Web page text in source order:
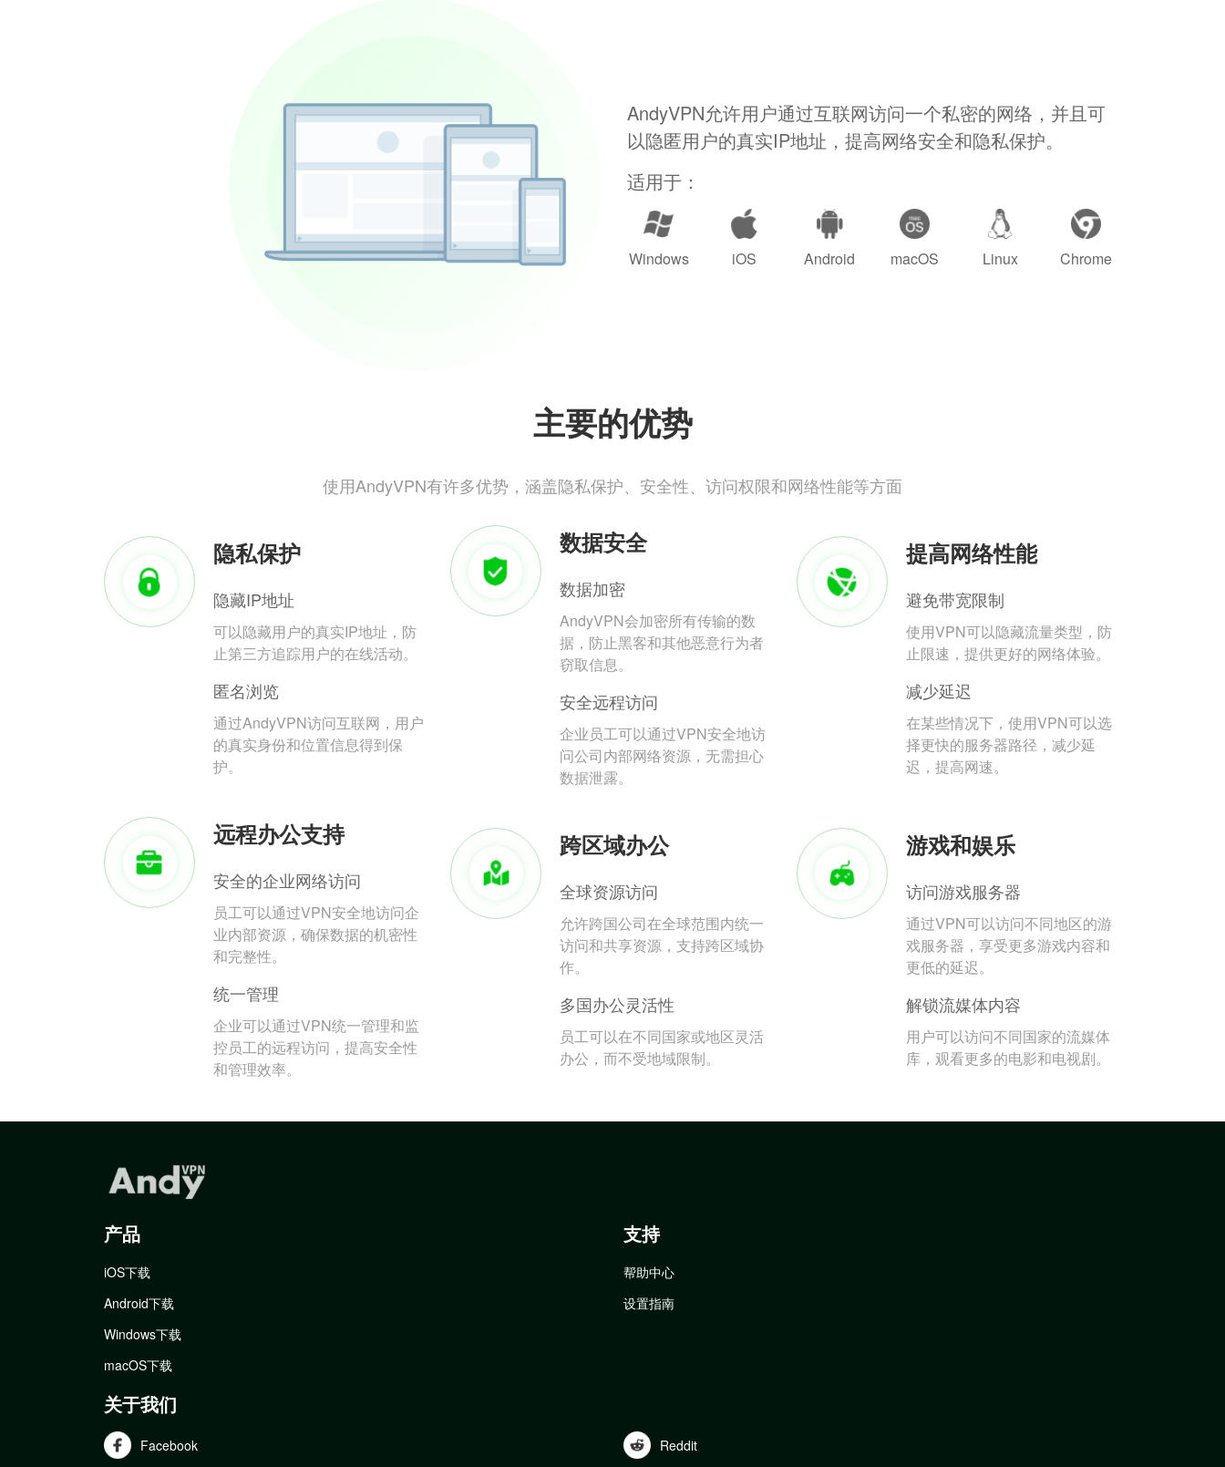
AndyVPN允许用户通过互联网访问一个私密的网络，并且可
以隐匿用户的真实IP地址，提高网络安全和隐私保护。
适用于：
Windows iOS Android macOS Linux Chrome
主要的优势
使用AndyVPN有许多优势，涵盖隐私保护、安全性、访问权限和网络性能等方面
隐私保护
隐藏IP地址
可以隐藏用户的真实IP地址，防
止第三方追踪用户的在线活动。
匿名浏览
通过AndyVPN访问互联网，用户
的真实身份和位置信息得到保
护。
数据安全
数据加密
AndyVPN会加密所有传输的数
据，防止黑客和其他恶意行为者
窃取信息。
安全远程访问
企业员工可以通过VPN安全地访
问公司内部网络资源，无需担心
数据泄露。
提高网络性能
避免带宽限制
使用VPN可以隐藏流量类型，防
止限速，提供更好的网络体验。
减少延迟
在某些情况下，使用VPN可以选
择更快的服务器路径，减少延
迟，提高网速。
远程办公支持
安全的企业网络访问
员工可以通过VPN安全地访问企
业内部资源，确保数据的机密性
和完整性。
统一管理
企业可以通过VPN统一管理和监
控员工的远程访问，提高安全性
和管理效率。
跨区域办公
全球资源访问
允许跨国公司在全球范围内统一
访问和共享资源，支持跨区域协
作。
多国办公灵活性
员工可以在不同国家或地区灵活
办公，而不受地域限制。
游戏和娱乐
访问游戏服务器
通过VPN可以访问不同地区的游
戏服务器，享受更多游戏内容和
更低的延迟。
解锁流媒体内容
用户可以访问不同国家的流媒体
库，观看更多的电影和电视剧。
产品
iOS下载
Android下载
Windows下载
macOS下载
支持
帮助中心
设置指南
关于我们
Facebook Reddit